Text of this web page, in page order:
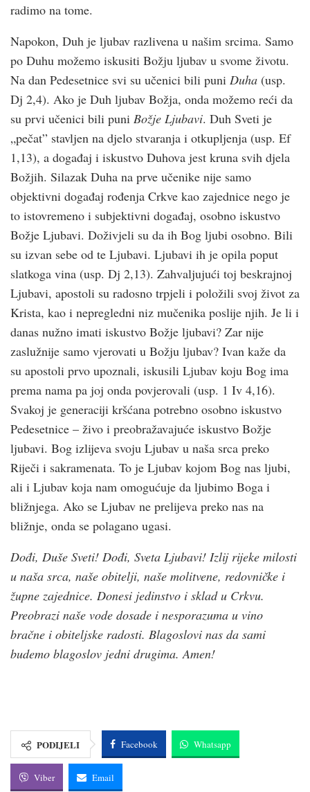
radimo na tome.
Napokon, Duh je ljubav razlivena u našim srcima. Samo
po Duhu možemo iskusiti Božju ljubav u svome životu.
Na dan Pedesetnice svi su učenici bili puni Duha (usp.
Dj 2,4). Ako je Duh ljubav Božja, onda možemo reći da
su prvi učenici bili puni Božje Ljubavi. Duh Sveti je
„pečat” stavljen na djelo stvaranja i otkupljenja (usp. Ef
1,13), a događaj i iskustvo Duhova jest kruna svih djela
Božjih. Silazak Duha na prve učenike nije samo
objektivni događaj rođenja Crkve kao zajednice nego je
to istovremeno i subjektivni događaj, osobno iskustvo
Božje Ljubavi. Doživjeli su da ih Bog ljubi osobno. Bili
su izvan sebe od te Ljubavi. Ljubavi ih je opila poput
slatkoga vina (usp. Dj 2,13). Zahvaljujući toj beskrajnoj
Ljubavi, apostoli su radosno trpjeli i položili svoj život za
Krista, kao i nepregledni niz mučenika poslije njih. Je li i
danas nužno imati iskustvo Božje ljubavi? Zar nije
zaslužnije samo vjerovati u Božju ljubav? Ivan kaže da
su apostoli prvo upoznali, iskusili Ljubav koju Bog ima
prema nama pa joj onda povjerovali (usp. 1 Iv 4,16).
Svakoj je generaciji kršćana potrebno osobno iskustvo
Pedesetnice – živo i preobražavajuće iskustvo Božje
ljubavi. Bog izlijeva svoju Ljubav u naša srca preko
Riječi i sakramenata. To je Ljubav kojom Bog nas ljubi,
ali i Ljubav koja nam omogućuje da ljubimo Boga i
bližnjega. Ako se Ljubav ne prelijeva preko nas na
bližnje, onda se polagano ugasi.
Dođi, Duše Sveti! Dođi, Sveta Ljubavi! Izlij rijeke milosti
u naša srca, naše obitelji, naše molitvene, redovničke i
župne zajednice. Donesi jedinstvo i sklad u Crkvu.
Preobrazi naše vode dosade i nesporazuma u vino
bračne i obiteljske radosti. Blagoslovi nas da sami
budemo blagoslov jedni drugima. Amen!
PODIJELI Facebook Whatsapp
Viber Email